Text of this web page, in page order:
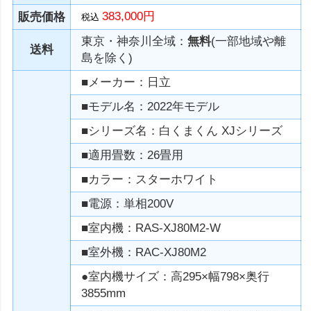
販売価格
税込383,000円
送料
東京・神奈川全域：無料(一部地域や離
島を除く)
■メーカー：日立
■モデル名：2022年モデル
■シリーズ名：白くまくん XJシリーズ
■適用畳数：26畳用
■カラー：スターホワイト
■電源：単相200V
■室内機：RAS-XJ80M2-W
■室外機：RAC-XJ80M2
●室内機サイズ：高295×幅798×奥行
3855mm